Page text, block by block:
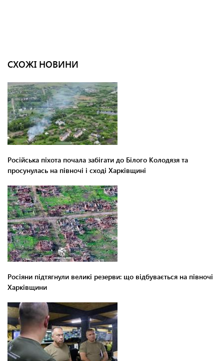
СХОЖІ НОВИНИ
Російська піхота почала забігати до Білого Колодязя та
просунулась на півночі і сході Харківщині
Росіяни підтягнули великі резерви: що відбувається на півночі
Харківщини